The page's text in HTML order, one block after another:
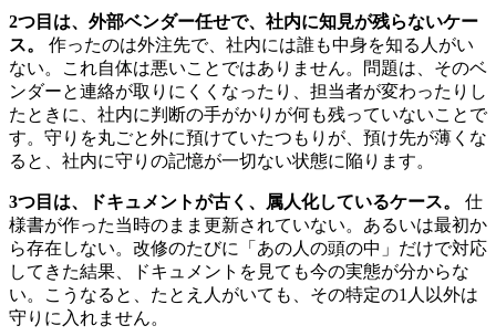
2つ目は、外部ベンダー任せで、社内に知見が残らないケー
ス。
作ったのは外注先で、社内には誰も中身を知る人がい
ない。これ自体は悪いことではありません。問題は、そのベ
ンダーと連絡が取りにくくなったり、担当者が変わったりし
たときに、社内に判断の手がかりが何も残っていないことで
す。守りを丸ごと外に預けていたつもりが、預け先が薄くな
ると、社内に守りの記憶が一切ない状態に陥ります。
3つ目は、ドキュメントが古く、属人化しているケース。
仕
様書が作った当時のまま更新されていない。あるいは最初か
ら存在しない。改修のたびに「あの人の頭の中」だけで対応
してきた結果、ドキュメントを見ても今の実態が分からな
い。こうなると、たとえ人がいても、その特定の1人以外は
守りに入れません。